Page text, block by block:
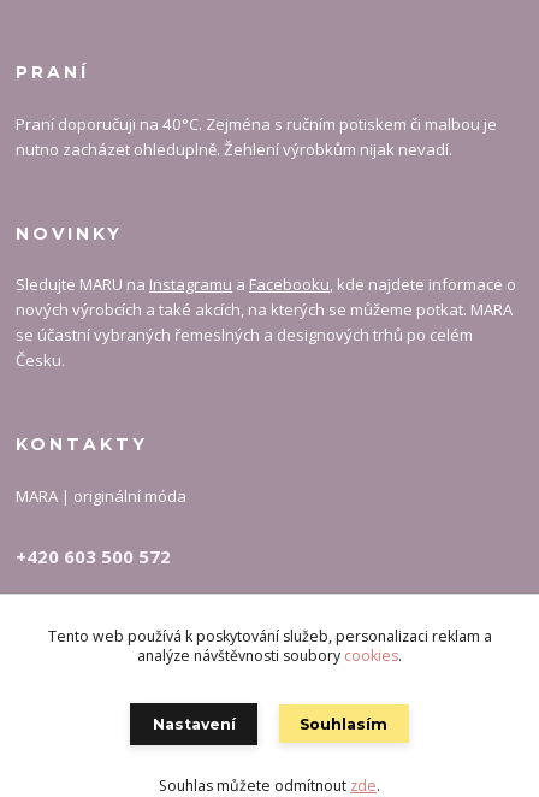
PRANÍ
Praní doporučuji na 40°C. Zejména s ručním potiskem či malbou je
nutno zacházet ohleduplně. Žehlení výrobkům nijak nevadí.
NOVINKY
Sledujte MARU na Instagramu a Facebooku, kde najdete informace o
nových výrobcích a také akcích, na kterých se můžeme potkat. MARA
se účastní vybraných řemeslných a designových trhů po celém
Česku.
KONTAKTY
MARA | originální móda
+420 603 500 572
Tento web používá k poskytování služeb, personalizaci reklam a
analýze návštěvnosti soubory cookies.
Nastavení Souhlasím
Souhlas můžete odmítnout zde.